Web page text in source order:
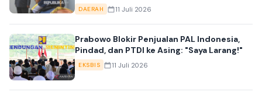
DAERAH 11 Juli 2026
Prabowo Blokir Penjualan PAL Indonesia,
Pindad, dan PTDI ke Asing: "Saya Larang!"
EKSBIS 11 Juli 2026